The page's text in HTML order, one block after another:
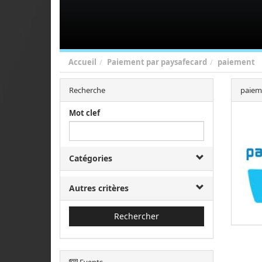
Accueil Paiement par paysafecard paiement
Recherche
Mot clef
Catégories
Autres critères
Rechercher